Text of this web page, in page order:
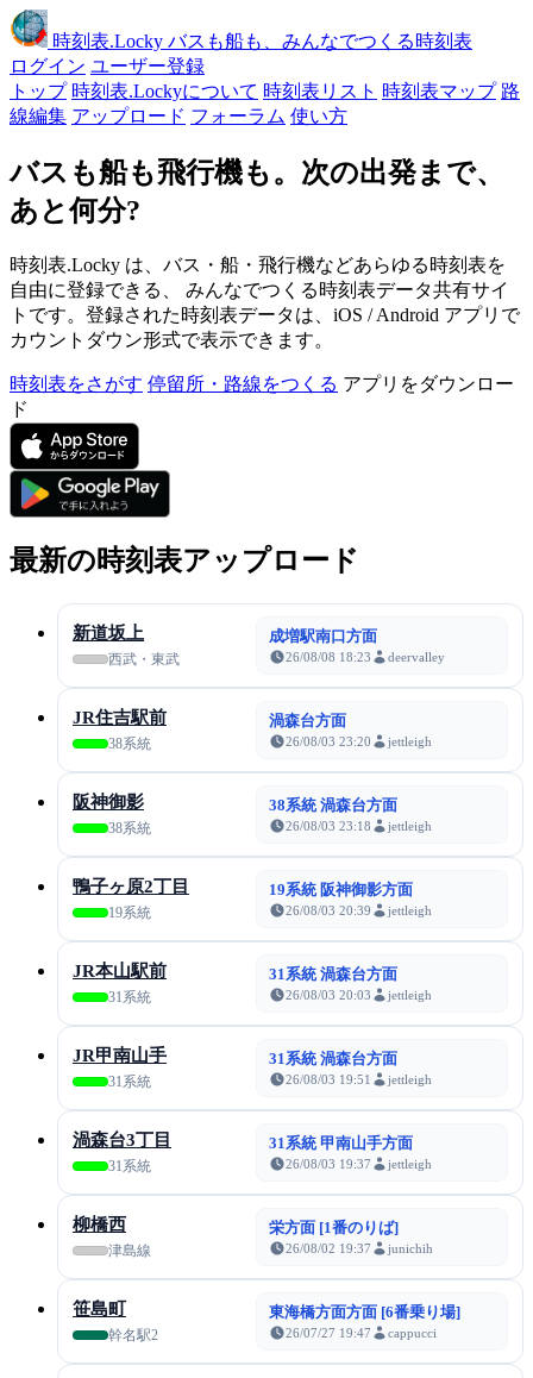
時刻表.Locky バスも船も、みんなでつくる時刻表
ログイン ユーザー登録
トップ 時刻表.Lockyについて 時刻表リスト 時刻表マップ 路
線編集 アップロード フォーラム 使い方
バスも船も飛行機も。次の出発まで、
あと何分?
時刻表.Locky は、バス・船・飛行機などあらゆる時刻表を
自由に登録できる、 みんなでつくる時刻表データ共有サイ
トです。登録された時刻表データは、iOS / Android アプリで
カウントダウン形式で表示できます。
時刻表をさがす 停留所・路線をつくる アプリをダウンロー
ド
最新の時刻表アップロード
新道坂上
西武・東武
成増駅南口方面
26/08/08 18:23 deervalley
JR住吉駅前
38系統
渦森台方面
26/08/03 23:20 jettleigh
阪神御影
38系統
38系統 渦森台方面
26/08/03 23:18 jettleigh
鴨子ヶ原2丁目
19系統
19系統 阪神御影方面
26/08/03 20:39 jettleigh
JR本山駅前
31系統
31系統 渦森台方面
26/08/03 20:03 jettleigh
JR甲南山手
31系統
31系統 渦森台方面
26/08/03 19:51 jettleigh
渦森台3丁目
31系統
31系統 甲南山手方面
26/08/03 19:37 jettleigh
柳橋西
津島線
栄方面 [1番のりば]
26/08/02 19:37 junichih
笹島町
幹名駅2
東海橋方面方面 [6番乗り場]
26/07/27 19:47 cappucci